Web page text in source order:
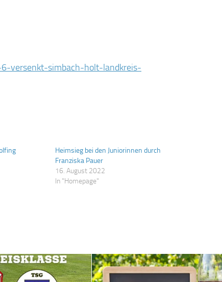
versenkt-simbach-holt-landkreis-
Heimsieg bei den Juniorinnen durch
Franziska Pauer
16. August 2022
In "Homepage"